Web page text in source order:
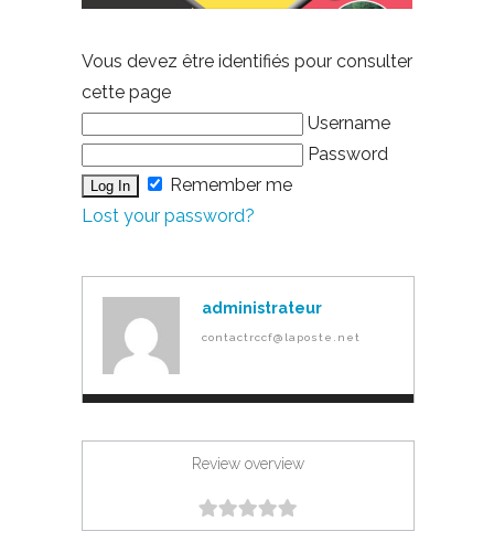
Vous devez être identifiés pour consulter
cette page
Username
Password
Remember me
Lost your password?
administrateur
contactrccf@laposte.net
Review overview